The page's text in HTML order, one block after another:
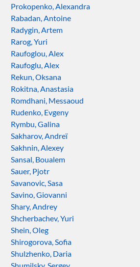
Prokopenko, Alexandra
Rabadan, Antoine
Radygin, Artem
Rarog, Yuri
Raufoglou, Alex
Raufoglu, Alex
Rekun, Oksana
Rokitna, Anastasia
Romdhani, Messaoud
Rudenko, Evgeny
Rymbu, Galina
Sakharov, Andreï
Sakhnin, Alexey
Sansal, Boualem
Sauer, Pjotr
Savanovic, Sasa
Savino, Giovanni
Shary, Andrey
Shcherbachev, Yuri
Shein, Oleg
Shirogorova, Sofia
Shulzhenko, Daria